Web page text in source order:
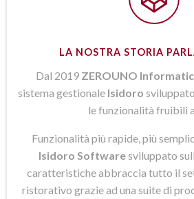
LA NOSTRA STORIA
Dal 2019 ZEROUNO
sistema gestionale Isidoro
le funzionalità fruibili
Funzionalità più rapide, più
Isidoro Softwaresviluppato
caratteristiche abbraccia tutto il
ristorativo grazie ad una suite di